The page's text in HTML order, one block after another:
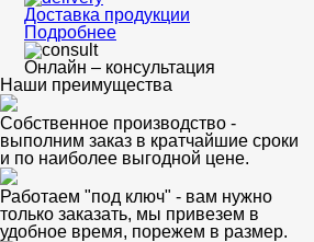
Доставка продукции
Подробнее
Онлайн – консультация
Наши преимущества
Собственное производство -
выполним заказ в кратчайшие сроки
и по наиболее выгодной цене.
Работаем "под ключ" - вам нужно
только заказать, мы привезем в
удобное время, порежем в размер.